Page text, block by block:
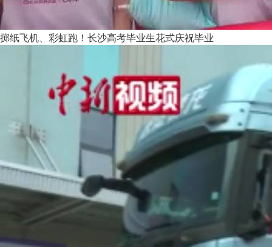
掷纸飞机、彩虹跑！长沙高考毕业生花式庆祝毕业